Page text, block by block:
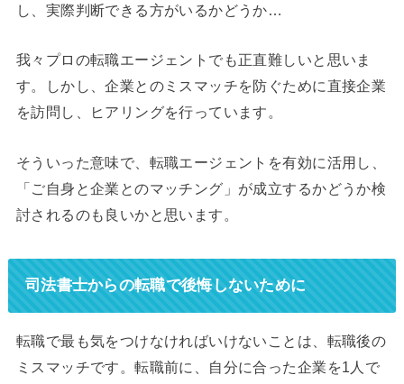
し、実際判断できる方がいるかどうか…
我々プロの転職エージェントでも正直難しいと思いま
す。しかし、企業とのミスマッチを防ぐために直接企業
を訪問し、ヒアリングを行っています。
そういった意味で、転職エージェントを有効に活用し、
「ご自身と企業とのマッチング」が成立するかどうか検
討されるのも良いかと思います。
司法書士からの転職で後悔しないために
転職で最も気をつけなければいけないことは、転職後の
ミスマッチです。転職前に、自分に合った企業を1人で